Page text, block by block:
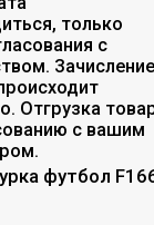
только
с
Зачисление
Отгрузка
с вашим
футбол